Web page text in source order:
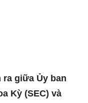
ra giữa Ủy ban
Kỳ (SEC) và